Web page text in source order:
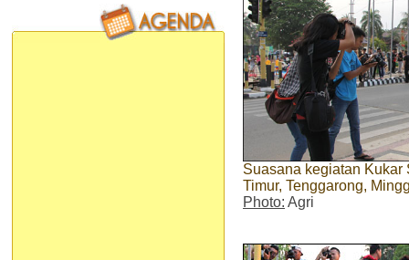
Suasana kegiatan Kukar
Timur, Tenggarong,
Photo: Agri